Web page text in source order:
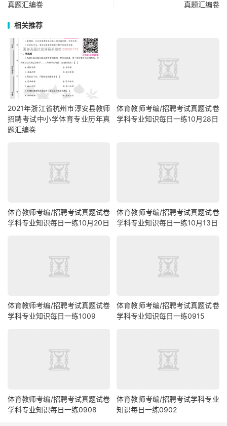
真题汇编卷
真题汇编卷
相关推荐
2021年浙江省杭州市淳安县教师
招聘考试中小学体育专业历年真
题汇编卷
体育教师考编/招聘考试真题试卷
学科专业知识每日一练10月28日
体育教师考编/招聘考试真题试卷
学科专业知识每日一练10月20日
体育教师考编/招聘考试真题试卷
学科专业知识每日一练10月13日
体育教师考编/招聘考试真题试卷
学科专业知识每日一练1009
体育教师考编/招聘考试真题试卷
学科专业知识每日一练0915
体育教师考编/招聘考试真题试卷
学科专业知识每日一练0908
体育教师考编/招聘考试学科专业
知识每日一练0902